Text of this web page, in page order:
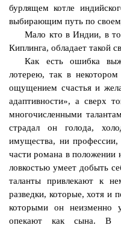
бурлящем котле
выбирающим путь по
Мало кто в Индии, в
Киплинга, обладает такой
Как есть ошибка
лотерею, так в
ощущением счастья и
адаптивности», а сверх
многочисленными
страдал он голода,
имущества, ни
части романа в положении
ловкостью умеет добыть
таланты привлекают к
разведки, которые, хотя и
которыми он неизменно
опекают как сына. В